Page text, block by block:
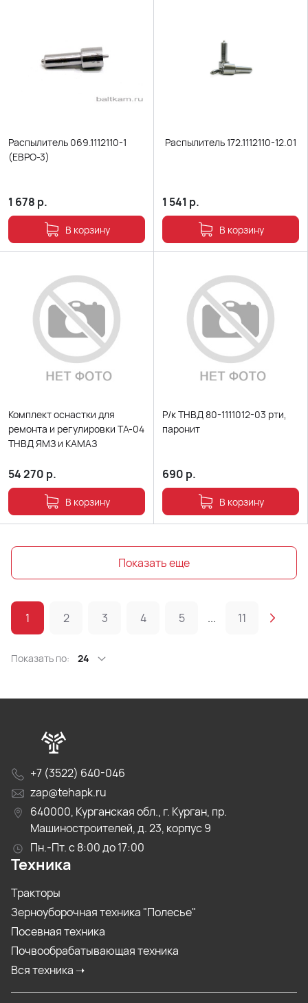
Распылитель 069.1112110-1
(ЕВРО-3)
1 678 р.
В корзину
Распылитель 172.1112110-12.01
1 541 р.
В корзину
Комплект оснастки для
ремонта и регулировки ТА-04
ТНВД ЯМЗ и КАМАЗ
54 270 р.
В корзину
Р/к ТНВД 80-1111012-03 рти,
паронит
690 р.
В корзину
Показать еще
1 2 3 4 5 ... 11
Показать по: 24
+7 (3522) 640-046
zap@tehapk.ru
640000, Курганская обл., г. Курган, пр.
Машиностроителей, д. 23, корпус 9
Пн.-Пт. с 8:00 до 17:00
Техника
Тракторы
Зерноуборочная техника "Полесье"
Посевная техника
Почвообрабатывающая техника
Вся техника ➝